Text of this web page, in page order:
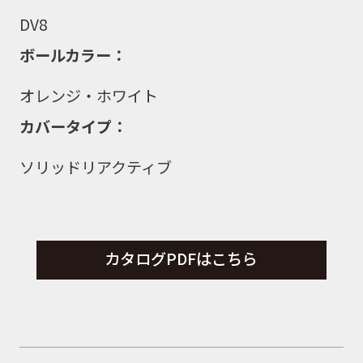
DV8
ボールカラー：
オレンジ・ホワイト
カバータイプ：
ソリッドリアクティブ
カタログPDFはこちら